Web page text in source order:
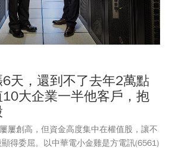
天，還到不了去年2萬點
大企業一半他客戶，抱
屢創高，但資金高度集中在權值股，讓不
得委屈。以中華電小金雞是方電訊(6561)
年度財報，營收達39.44億元、EPS